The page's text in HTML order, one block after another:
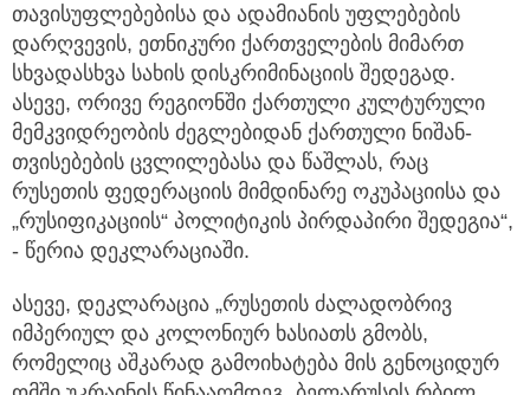
თავისუფლებებისა და ადამიანის უფლებების
დარღვევის, ეთნიკური ქართველების მიმართ
სხვადასხვა სახის დისკრიმინაციის შედეგად.
ასევე, ორივე რეგიონში ქართული კულტურული
მემკვიდრეობის ძეგლებიდან ქართული ნიშან-
თვისებების ცვლილებასა და წაშლას, რაც
რუსეთის ფედერაციის მიმდინარე ოკუპაციისა და
„რუსიფიკაციის“ პოლიტიკის პირდაპირი შედეგია“,
- წერია დეკლარაციაში.
ასევე, დეკლარაცია „რუსეთის ძალადობრივ
იმპერიულ და კოლონიურ ხასიათს გმობს,
რომელიც აშკარად გამოიხატება მის გენოციდურ